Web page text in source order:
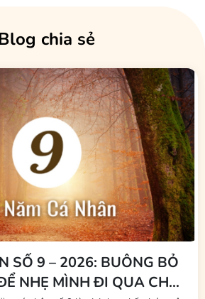
chia sẻ
SỐ 9 – 2026: BUÔNG BỎ
NHẸ MÌNH ĐI QUA CHU